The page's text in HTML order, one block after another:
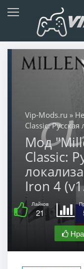
Vip-Mods.ru »
Classic:
Мод
Classic:
Iron 4
Лайков
21